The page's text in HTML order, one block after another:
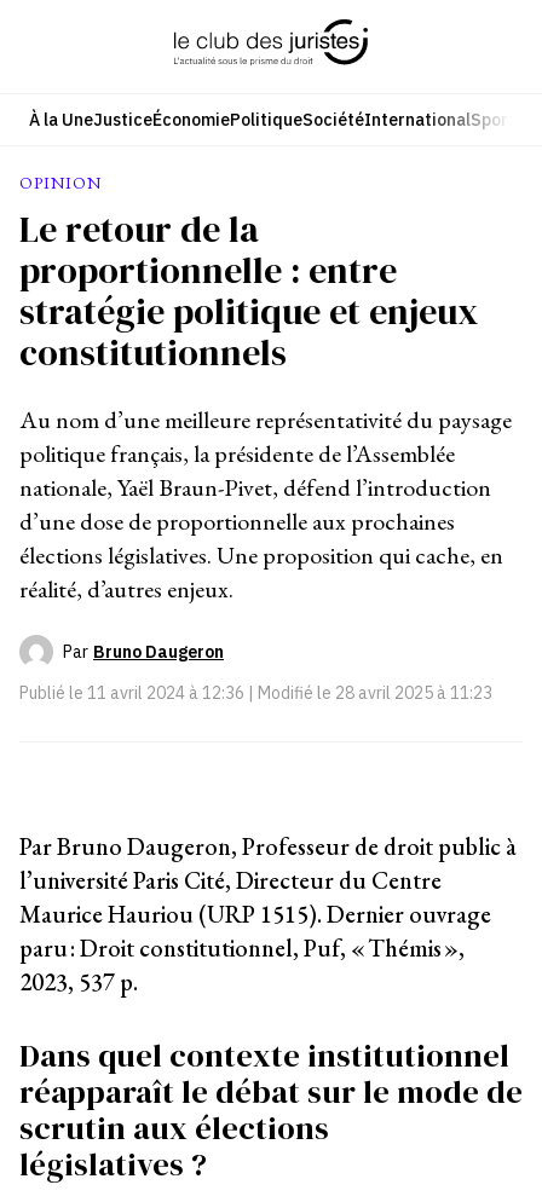
À la UneJusticeÉconomiePolitiqueSociétéInternationalSport
OPINION
Le retour de la
proportionnelle : entre
stratégie politique et enjeux
constitutionnels
Au nom d’une meilleure représentativité du paysage
politique français, la présidente de l’Assemblée
nationale, Yaël Braun-Pivet, défend l’introduction
d’une dose de proportionnelle aux prochaines
élections législatives. Une proposition qui cache, en
réalité, d’autres enjeux.
Par Bruno Daugeron
Publié le 11 avril 2024 à 12:36 | Modifié le 28 avril 2025 à 11:23
Par Bruno Daugeron, Professeur de droit public à
l’université Paris Cité, Directeur du Centre
Maurice Hauriou (URP 1515). Dernier ouvrage
paru : Droit constitutionnel, Puf, « Thémis »,
2023, 537 p.
Dans quel contexte institutionnel
réapparaît le débat sur le mode de
scrutin aux élections
législatives ?